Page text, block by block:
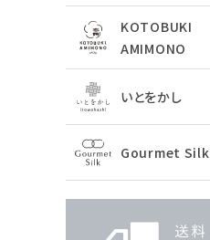
KOTOBUKI
AMIMONO
いとをかし
Gourmet Silk